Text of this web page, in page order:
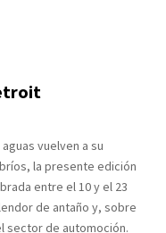
vuelven a su
la presente edición
entre el 10 y el 23
de antaño y, sobre
sector de automoción.